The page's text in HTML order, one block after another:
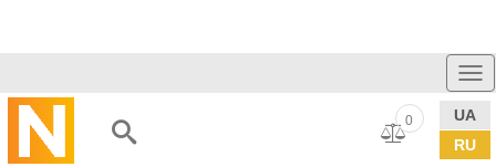
UA
RU
0